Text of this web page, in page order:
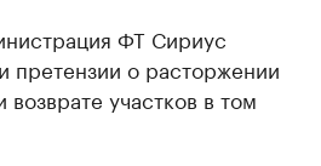
ФТ Сириус
претензии о расторжении
участков в том